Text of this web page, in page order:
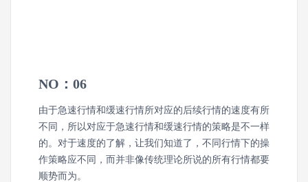
NO：06
由于急速行情和缓速行情所对应的后续行情的速度有所
不同，所以对应于急速行情和缓速行情的策略是不一样
的。 对于速度的了解，让我们知道了，不同行情下的操
作策略应不同，而并非像传统理论所说的所有行情都要
顺势而为。